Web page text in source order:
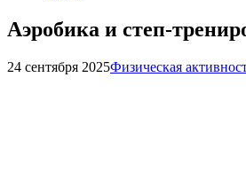
Аэробика и степ-
24 сентября 2025Физическая